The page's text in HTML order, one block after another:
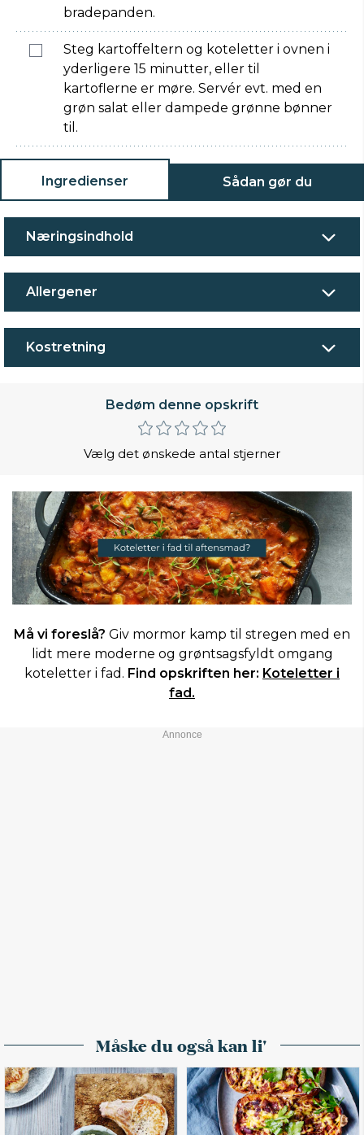
bradepanden.
Steg kartoffeltern og koteletter i ovnen i
yderligere 15 minutter, eller til
kartoflerne er møre. Servér evt. med en
grøn salat eller dampede grønne bønner
til.
Ingredienser Sådan gør du
Næringsindhold
Allergener
Kostretning
Bedøm denne opskrift
Vælg det ønskede antal stjerner
Må vi foreslå? Giv mormor kamp til stregen med en
lidt mere moderne og grøntsagsfyldt omgang
koteletter i fad. Find opskriften her: Koteletter i
fad.
Måske du også kan li'